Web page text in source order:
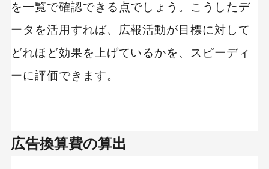
を一覧で確認できる点でしょう。こうしたデ
ータを活用すれば、広報活動が目標に対して
どれほど効果を上げているかを、スピーディ
ーに評価できます。
広告換算費の算出